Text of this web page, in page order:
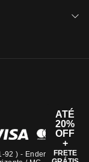
92 ) - Endereço: Rua
ATÉ
20%
OFF
+
FRETE